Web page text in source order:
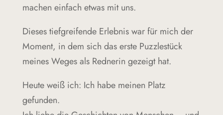
machen einfach etwas mit uns.
Dieses tiefgreifende Erlebnis war für mich der
Moment, in dem sich das erste Puzzlestück
meines Weges als Rednerin gezeigt hat.
Heute weiß ich: Ich habe meinen Platz
gefunden.